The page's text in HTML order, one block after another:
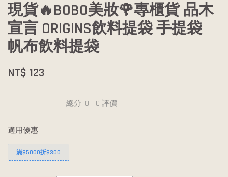
現貨🔥BOBO美妝🌹專櫃貨 品木
宣言 ORIGINS飲料提袋 手提袋
帆布飲料提袋
NT$ 123
總分: 0 - 0 評價
適用優惠
滿$5000折$300